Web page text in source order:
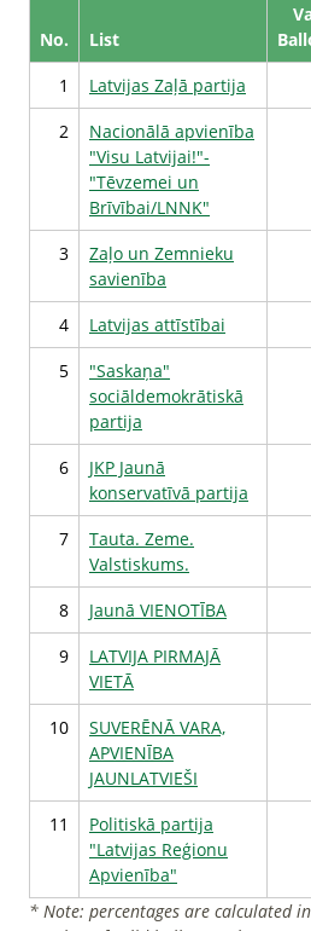
No. List
1
Latvijas Zaļā partija
2
Nacionālā apvienība
"Visu Latvijai!"-
"Tēvzemei un
Brīvībai/LNNK"
3
Zaļo un Zemnieku
savienība
4 Latvijas attīstībai
5
"Saskaņa"
sociāldemokrātiskā
partija
6
JKP Jaunā
konservatīvā partija
7
Tauta. Zeme.
Valstiskums.
8 Jaunā VIENOTĪBA
9
LATVIJA PIRMAJĀ
VIETĀ
10
SUVERĒNĀ VARA,
APVIENĪBA
JAUNLATVIEŠI
11
Politiskā partija
"Latvijas Reģionu
Apvienība"
* Note: percentages are calculated